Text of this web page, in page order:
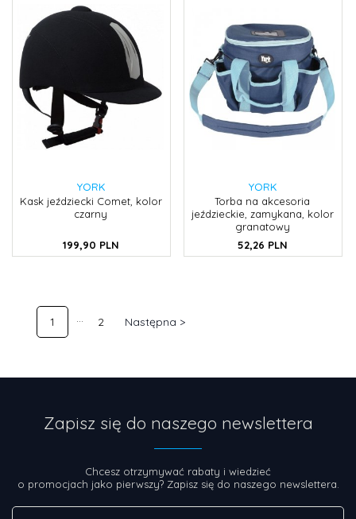
YORK
Kask jeździecki Comet, kolor
czarny
199,90 PLN
YORK
Torba na akcesoria
jeździeckie, zamykana, kolor
granatowy
52,26 PLN
1 2 Następna >
Zapisz się do naszego newslettera
Chcesz otrzymywać rabaty i wiedzieć
o promocjach jako pierwszy? Zapisz się do naszego newslettera.